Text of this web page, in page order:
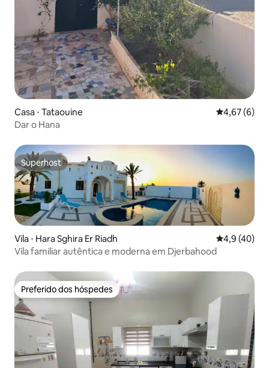
Casa ⋅ Tataouine 4,67 de uma
4,67 (6)
Dar o Hana
Superhost
Superhost
Vila ⋅ Hara Sghira Er Riadh 4,9 de uma
4,9 (40)
Vila familiar autêntica e moderna em Djerbahood
Preferido dos hóspedes
Preferido dos hóspedes